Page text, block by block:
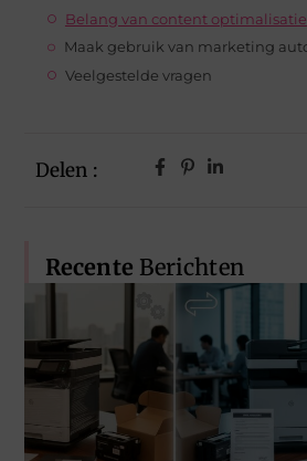
Belang van content optimalisatie
Veelgestelde vragen
Delen :
Recente Berichten